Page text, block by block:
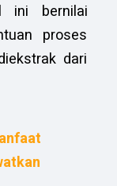
ini bernilai
proses
dari